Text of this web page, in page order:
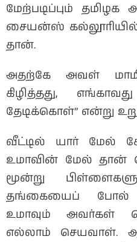
மேற்படிப்பும்
சையன்ஸ் கல்லூரியில்
தான்.
அதற்கே அவள்
கிழித்தது,
தேடிக்கொள்” என்று
வீட்டில் யார் மேல்
உமாவின் மேல் தான்
மூன்று
தங்கையைப் போல்
உமாவும் அவர்கள்
எல்லாம்